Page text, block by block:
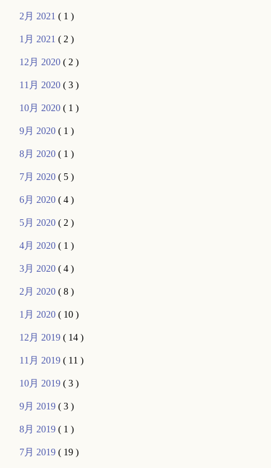
2月 2021( 1 )
1月 2021( 2 )
12月 2020( 2 )
11月 2020( 3 )
10月 2020( 1 )
9月 2020( 1 )
8月 2020( 1 )
7月 2020( 5 )
6月 2020( 4 )
5月 2020( 2 )
4月 2020( 1 )
3月 2020( 4 )
2月 2020( 8 )
1月 2020( 10 )
12月 2019( 14 )
11月 2019( 11 )
10月 2019( 3 )
9月 2019( 3 )
8月 2019( 1 )
7月 2019( 19 )